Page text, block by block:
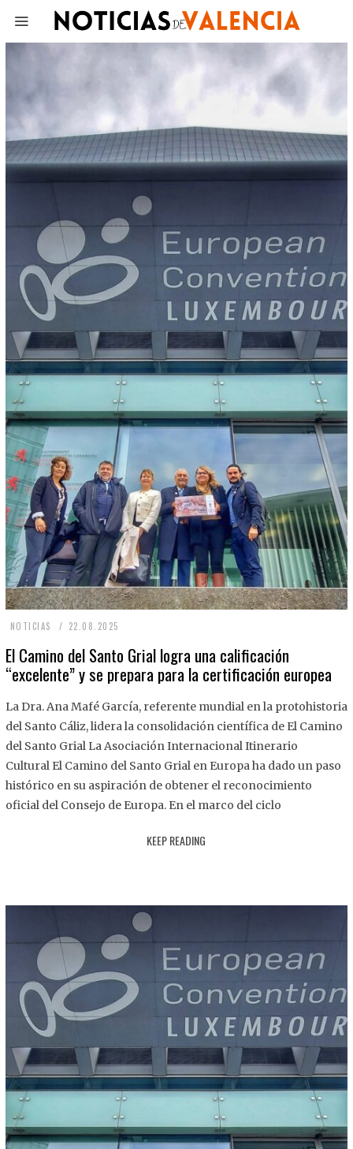
NOTICIAS 22.08.2025
.
8
2
2
El Camino del Santo Grial logra una calificación
“excelente” y se prepara para la certificación europea
La Dra. Ana Mafé García, referente mundial en la protohistoria
del Santo Cáliz, lidera la consolidación científica de El Camino
del Santo Grial La Asociación Internacional Itinerario
Cultural El Camino del Santo Grial en Europa ha dado un paso
histórico en su aspiración de obtener el reconocimiento
oficial del Consejo de Europa. En el marco del ciclo
KEEP READING